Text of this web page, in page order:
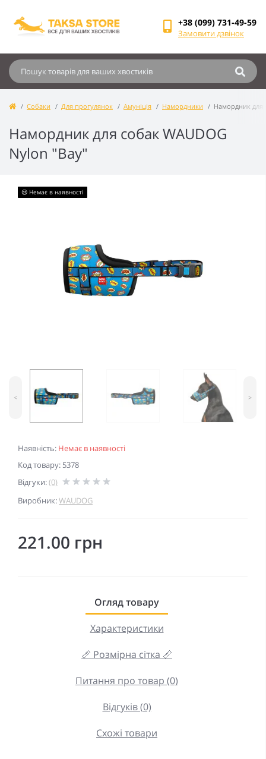
+38 (099) 731-49-59
Замовити дзвінок
Собаки Для прогулянок Амуніція Намордники Намордник для
Намордник для собак WAUDOG
Nylon "Вау"
Наявність: Немає в наявності
Код товару: 5378
Відгуки:(0)
Виробник:WAUDOG
😢 Немає в наявності
< >
221.00 грн
Огляд товару
Характеристики
📏 Розмірна сітка 📏
Питання про товар (0)
Відгуків (0)
Схожі товари